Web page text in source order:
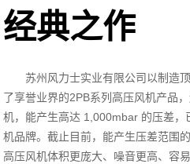
经典之作
苏州风力士实业有限公司以制造
了享誉业界的2PB系列高压风机产品
机，能产生高达 1,000mbar 的压差
机品牌。截止目前，能产生压差范围
高压风机体积更庞大、噪音更高、容